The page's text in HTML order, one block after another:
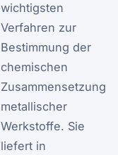
wichtigsten
Verfahren zur
Bestimmung der
chemischen
Zusammensetzung
metallischer
Werkstoffe. Sie
liefert in